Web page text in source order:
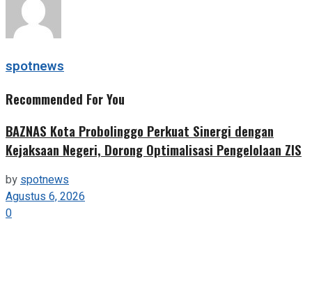
spotnews
Recommended For You
BAZNAS Kota Probolinggo Perkuat Sinergi dengan
Kejaksaan Negeri, Dorong Optimalisasi Pengelolaan ZIS
byspotnews
Agustus 6, 2026
0